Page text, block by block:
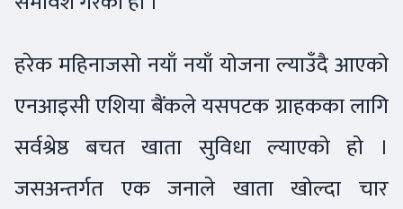
हरेक महिनाजसो नयाँ नयाँ योजना ल्याउँदै आएको
एनआइसी एशिया बैंकले यसपटक ग्राहकका लागि
सर्वश्रेष्ठ बचत खाता सुविधा ल्याएको हो ।
जसअन्तर्गत एक जनाले खाता खोल्दा चार